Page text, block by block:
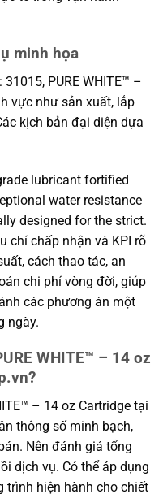
minh họa
PURE WHITE™ –
vực như sản xuất, lắp
kịch bản đại diện dựa
lubricant fortified
water resistance
designed for the strict.
chí chấp nhận và KPI rõ
cách thao tác, an
chi phí vòng đời, giúp
các phương án một
ngày.
WHITE™ – 14 oz
– 14 oz Cartridge tại
thông số minh bạch,
Nên đánh giá tổng
dịch vụ. Có thể áp dụng
trình hiện hành cho chiết